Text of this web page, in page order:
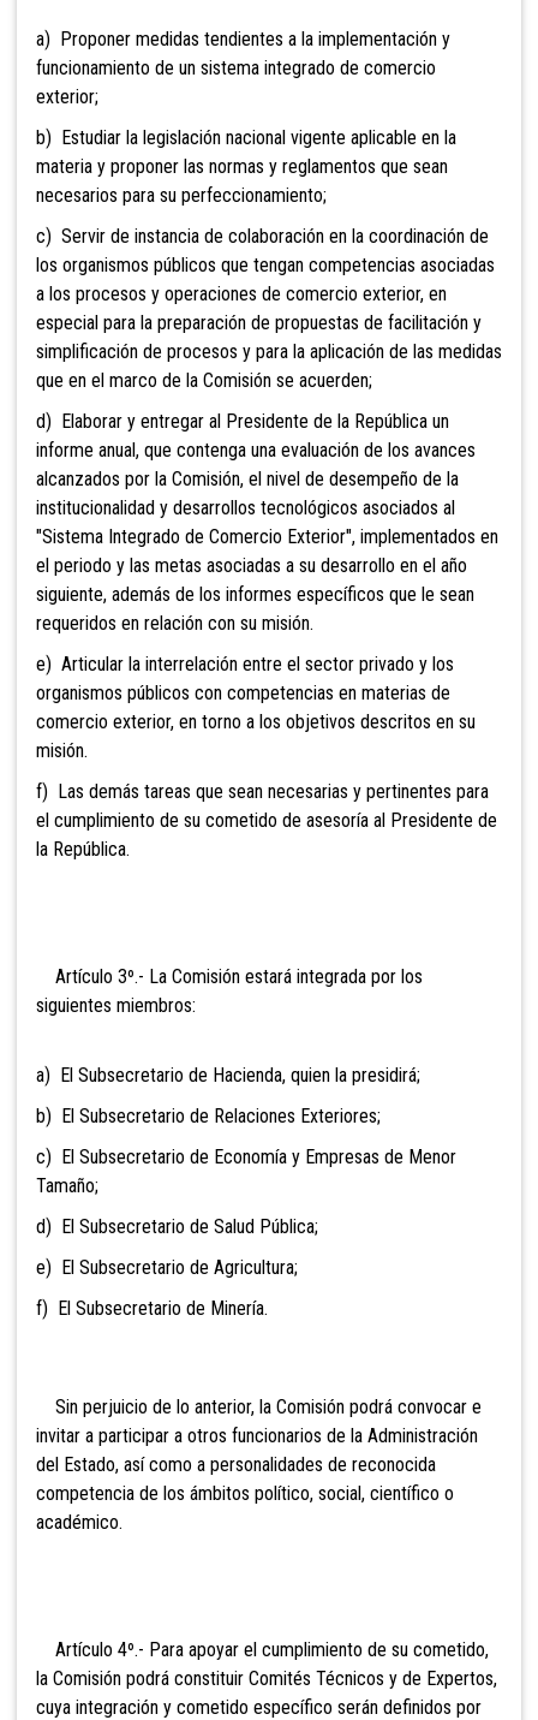
a) Proponer medidas tendientes a la implementación y
funcionamiento de un sistema integrado de comercio
exterior;
b) Estudiar la legislación nacional vigente aplicable en la
materia y proponer las normas y reglamentos que sean
necesarios para su perfeccionamiento;
c) Servir de instancia de colaboración en la coordinación de
los organismos públicos que tengan competencias asociadas
a los procesos y operaciones de comercio exterior, en
especial para la preparación de propuestas de facilitación y
simplificación de procesos y para la aplicación de las medidas
que en el marco de la Comisión se acuerden;
d) Elaborar y entregar al Presidente de la República un
informe anual, que contenga una evaluación de los avances
alcanzados por la Comisión, el nivel de desempeño de la
institucionalidad y desarrollos tecnológicos asociados al
"Sistema Integrado de Comercio Exterior", implementados en
el periodo y las metas asociadas a su desarrollo en el año
siguiente, además de los informes específicos que le sean
requeridos en relación con su misión.
e) Articular la interrelación entre el sector privado y los
organismos públicos con competencias en materias de
comercio exterior, en torno a los objetivos descritos en su
misión.
f) Las demás tareas que sean necesarias y pertinentes para
el cumplimiento de su cometido de asesoría al Presidente de
la República.
Artículo 3º.- La Comisión estará integrada por los
siguientes miembros:
a) El Subsecretario de Hacienda, quien la presidirá;
b) El Subsecretario de Relaciones Exteriores;
c) El Subsecretario de Economía y Empresas de Menor
Tamaño;
d) El Subsecretario de Salud Pública;
e) El Subsecretario de Agricultura;
f) El Subsecretario de Minería.
Sin perjuicio de lo anterior, la Comisión podrá convocar e
invitar a participar a otros funcionarios de la Administración
del Estado, así como a personalidades de reconocida
competencia de los ámbitos político, social, científico o
académico.
Artículo 4º.- Para apoyar el cumplimiento de su cometido,
la Comisión podrá constituir Comités Técnicos y de Expertos,
cuya integración y cometido específico serán definidos por